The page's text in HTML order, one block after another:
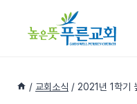
/ 교회소식 / 2021년 1학기